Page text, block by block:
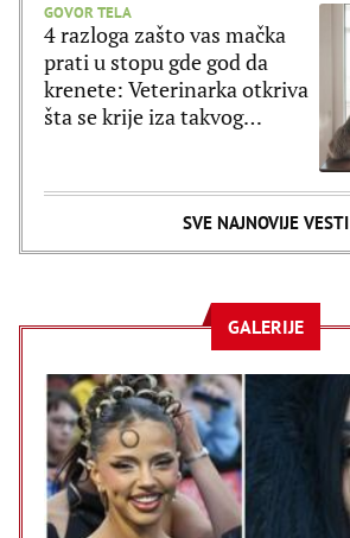
GOVOR TELA
4 razloga zašto vas mačka
prati u stopu gde god da
krenete: Veterinarka otkriva
šta se krije iza takvog
SVE NAJNOVIJE VESTI
GALERIJE